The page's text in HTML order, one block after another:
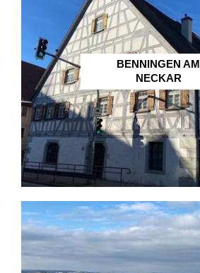
BENNINGEN AM
NECKAR